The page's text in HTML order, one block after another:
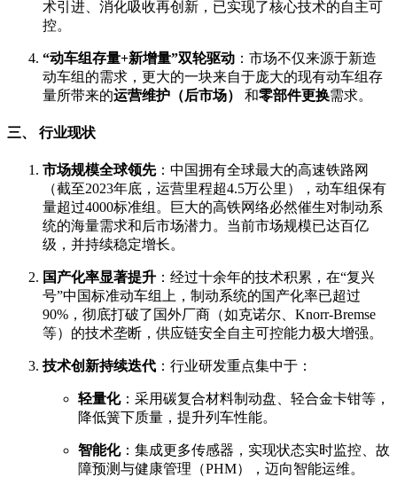
术引进、消化吸收再创新，已实现了核心技术的自主可
控。
“动车组存量+新增量”双轮驱动 ：市场不仅来源于新造
动车组的需求，更大的一块来自于庞大的现有动车组存
量所带来的运营维护（后市场） 和零部件更换需求。
三、 行业现状
市场规模全球领先：中国拥有全球最大的高速铁路网
（截至2023年底，运营里程超4.5万公里），动车组保有
量超过4000标准组。巨大的高铁网络必然催生对制动系
统的海量需求和后市场潜力。当前市场规模已达百亿
级，并持续稳定增长。
国产化率显著提升 ：经过十余年的技术积累，在“复兴
号”中国标准动车组上，制动系统的国产化率已超过
90%，彻底打破了国外厂商（如克诺尔、Knorr-Bremse
等）的技术垄断，供应链安全自主可控能力极大增强。
技术创新持续迭代 ：行业研发重点集中于：
轻量化：采用碳复合材料制动盘、轻合金卡钳等，
降低簧下质量，提升列车性能。
智能化：集成更多传感器，实现状态实时监控、故
障预测与健康管理（PHM），迈向智能运维。